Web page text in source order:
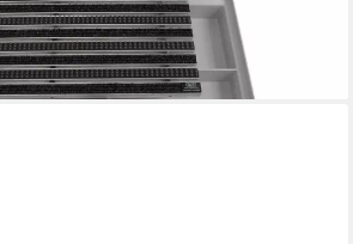
Außenbereich
bei dir